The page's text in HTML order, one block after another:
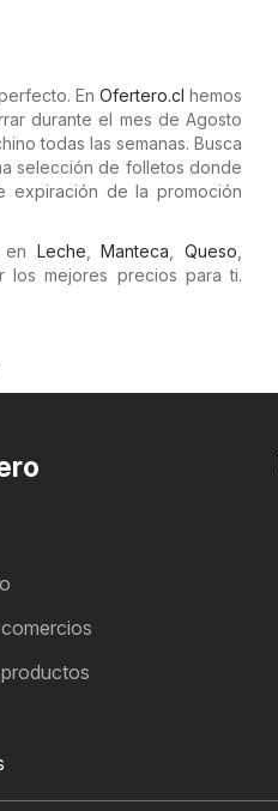
En Ofertero.cl hemos
durante el mes de Agosto
todas las semanas. Busca
selección de folletos donde
expiración de la promoción
en Leche ,Manteca ,Queso
los mejores precios para ti.